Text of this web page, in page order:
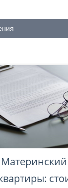
Материнский